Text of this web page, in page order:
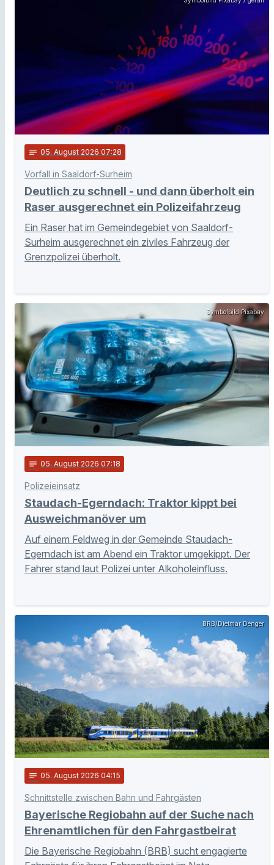
notes 05. August 2026 07:28
Vorfall in Saaldorf-Surheim
Deutlich zu schnell - und dann überholt ein
Raser ausgerechnet ein Polizeifahrzeug
Ein Raser hat im Gemeindegebiet von Saaldorf-
Surheim ausgerechnet ein ziviles Fahrzeug der
Grenzpolizei überholt.
Symbolbild Pixabay
notes 05. August 2026 07:18
Polizeieinsatz
Staudach-Egerndach: Traktor kippt bei
Ausweichmanöver um
Auf einem Feldweg in der Gemeinde Staudach-
Egerndach ist am Abend ein Traktor umgekippt. Der
Fahrer stand laut Polizei unter Alkoholeinfluss.
BRB/Dietmar Denger
notes 05. August 2026 04:15
Schnittstelle zwischen Bahn und Fahrgästen
Bayerische Regiobahn auf der Suche nach
Ehrenamtlichen für den Fahrgastbeirat
Die Bayerische Regiobahn (BRB) sucht engagierte